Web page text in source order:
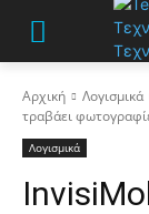
Αρχική Λογισμικά
τραβάει
Λογισμικά